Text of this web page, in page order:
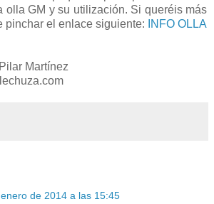
olla GM y su utilización. Si queréis más
pinchar el enlace siguiente:
INFO OLLA
Martínez
de 2014 a las 15:45